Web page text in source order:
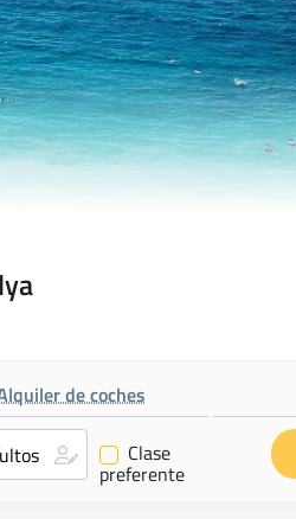
de coches
✔ Clase
preferente